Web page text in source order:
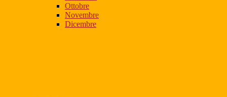
Ottobre
Novembre
Dicembre